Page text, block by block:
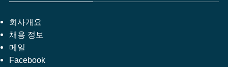
회사개요
채용 정보
메일
Facebook